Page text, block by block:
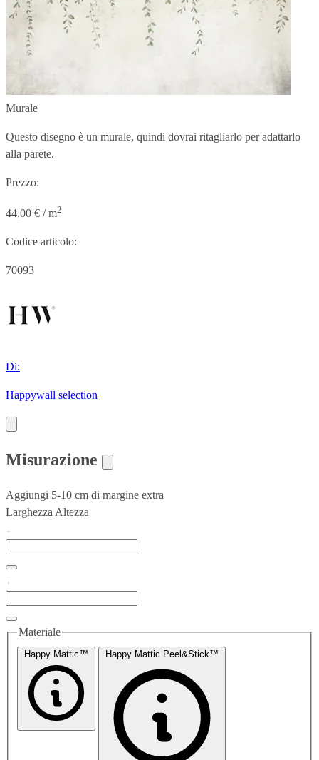
Murale
Questo disegno è un murale, quindi dovrai ritagliarlo per adattarlo
alla parete.
Prezzo:
44,00 € / m2
Codice articolo:
70093
Di:
Happywall selection
Misurazione
Aggiungi 5-10 cm di margine extra
Larghezza Altezza
Materiale
Happy Mattic™ Happy Mattic Peel&Stick™